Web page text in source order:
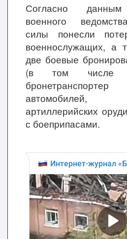
Согласно данным
военного
силы понесли
военнослужащих, а
две боевые
(в том числе
артиллерийских
с боеприпасами.